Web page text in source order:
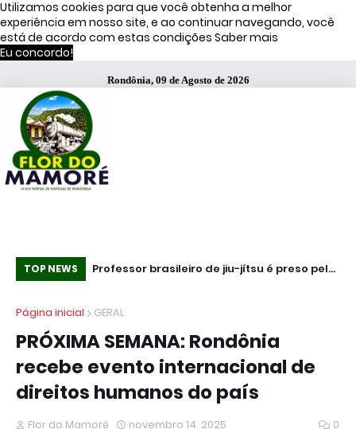
Utilizamos cookies para que você obtenha a melhor
experiência em nosso site, e ao continuar navegando, você
está de acordo com estas condições Saber mais
Eu concordo!
Rondônia, 09 de Agosto de 2026
TOP NEWS
três
Professor brasileiro de jiu-jítsu é preso pelo
libertação
Página inicial GERAL
PRÓXIMA SEMANA: Rondônia
recebe evento internacional de
direitos humanos do país
Flor do Mamoré novembro 14, 2025 0